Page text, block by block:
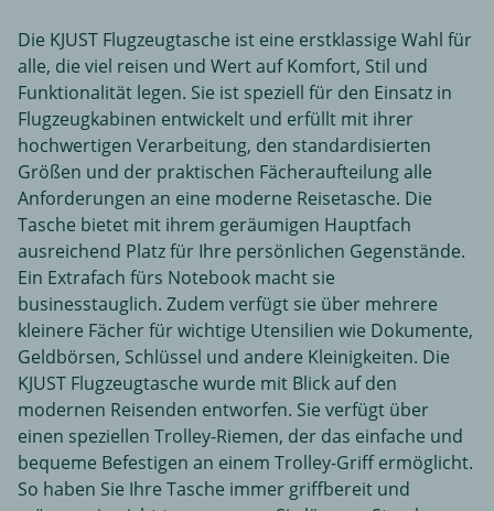
Die KJUST Flugzeugtasche ist eine erstklassige Wahl für
alle, die viel reisen und Wert auf Komfort, Stil und
Funktionalität legen. Sie ist speziell für den Einsatz in
Flugzeugkabinen entwickelt und erfüllt mit ihrer
hochwertigen Verarbeitung, den standardisierten
Größen und der praktischen Fächeraufteilung alle
Anforderungen an eine moderne Reisetasche. Die
Tasche bietet mit ihrem geräumigen Hauptfach
ausreichend Platz für Ihre persönlichen Gegenstände.
Ein Extrafach fürs Notebook macht sie
businesstauglich. Zudem verfügt sie über mehrere
kleinere Fächer für wichtige Utensilien wie Dokumente,
Geldbörsen, Schlüssel und andere Kleinigkeiten. Die
KJUST Flugzeugtasche wurde mit Blick auf den
modernen Reisenden entworfen. Sie verfügt über
einen speziellen Trolley-Riemen, der das einfache und
bequeme Befestigen an einem Trolley-Griff ermöglicht.
So haben Sie Ihre Tasche immer griffbereit und